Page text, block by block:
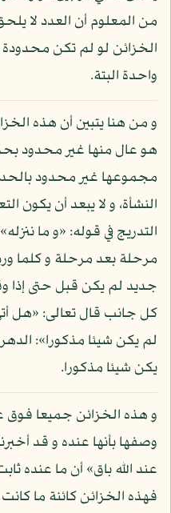
من المعلوم أن العدد لا
الخزائن لو لم تكن
واحدة البتة.
و من هنا يتبين أن هذه
هو عال منها غير محدود
مجموعها غير محدود
النشأة، و لا يبعد أن يكون
التدريج في قوله: «و ما
مرحلة بعد مرحلة و كلما
جديد لم يكن قبل حتى إذا
كل جانب قال تعالى: «هل
يكن شيئا مذكورا.
و هذه الخزائن جميعا فوق
وصفها بأنها عنده و قد
عند الله باق» أن ما عنده
فهذه الخزائن كائنة ما كانت